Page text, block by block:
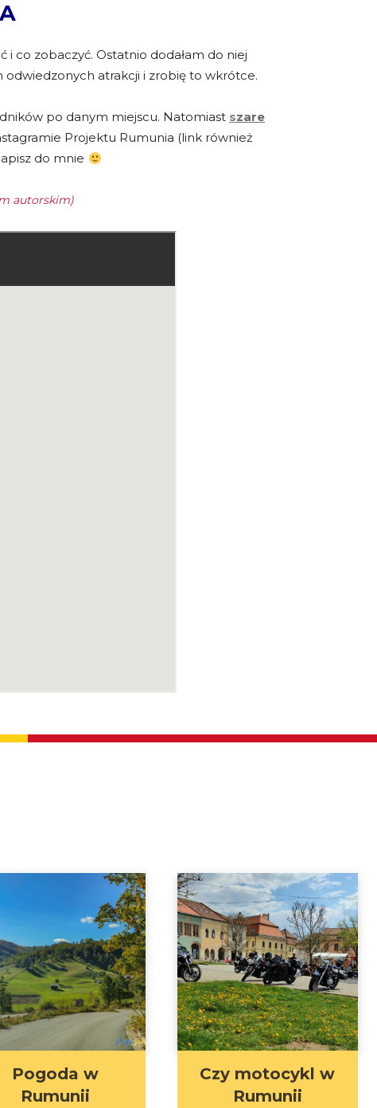
co zobaczyć. Ostatnio dodałam do niej
odwiedzonych atrakcji i zrobię to wkrótce.
po danym miejscu. Natomiast szare
Projektu Rumunia (link również
do mnie
autorskim)
Pogoda w
Rumunii
Czy motocykl w
Rumunii